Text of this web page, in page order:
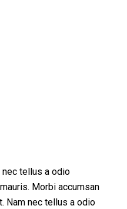
tellus a odio
Morbi accumsan
Nam nec tellus a odio